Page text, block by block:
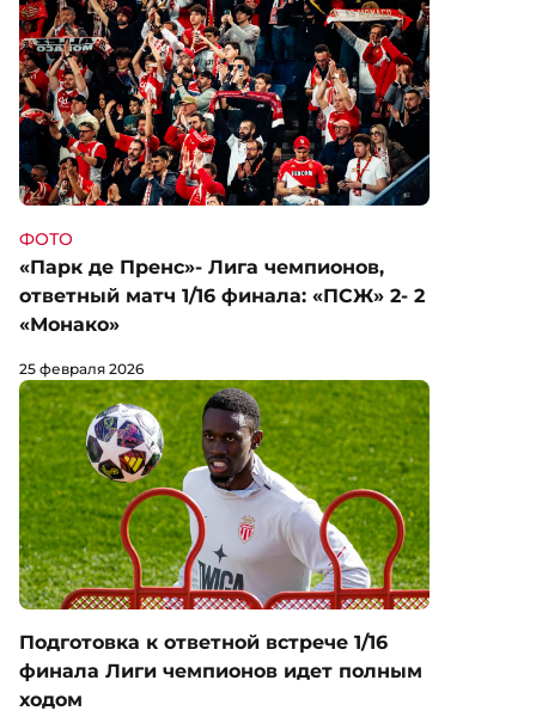
ФОТО
«Парк де Пренс»- Лига чемпионов,
ответный матч 1/16 финала: «ПСЖ» 2- 2
«Монако»
25 февраля 2026
Подготовка к ответной встрече 1/16
финала Лиги чемпионов идет полным
ходом